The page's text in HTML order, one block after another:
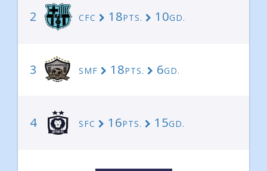
2 CFC 18PTS. 10GD.
3 SMF 18PTS. 6GD.
4 SFC 16PTS. 15GD.